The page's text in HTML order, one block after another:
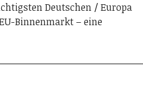
Deutschen
Europa
Binnenmarkt – eine